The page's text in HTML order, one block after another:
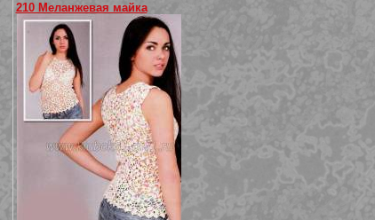
210 Меланжевая майка